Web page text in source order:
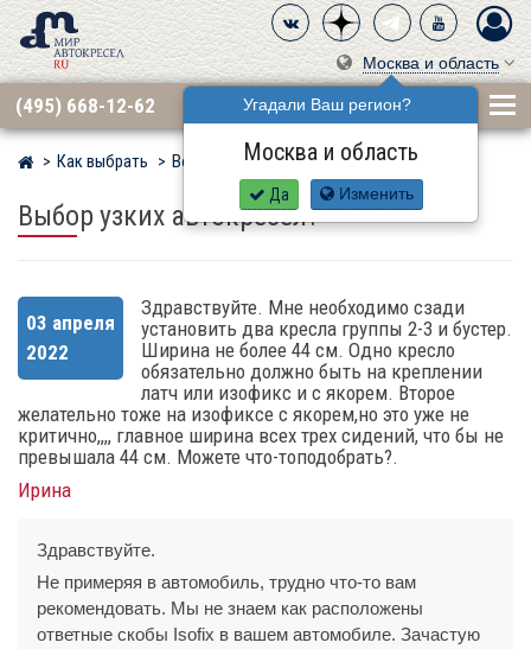
Москва и область
Угадали Ваш регион?
Москва и область
Да Изменить
(495) 668-12-62
Мир детских автокресел
Как выбрать Вопросы
Выбор узких автокресел?
03 апреля
2022
Здравствуйте. Мне необходимо сзади
установить два кресла группы 2-3 и бустер.
Ширина не более 44 см. Одно кресло
обязательно должно быть на креплении
латч или изофикс и с якорем. Второе
желательно тоже на изофиксе с якорем,но это уже не
критично,,,, главное ширина всех трех сидений, что бы не
превышала 44 см. Можете что-топодобрать?.
Ирина
Здравствуйте.
Не примеряя в автомобиль, трудно что-то вам
рекомендовать. Мы не знаем как расположены
ответные скобы Isofix в вашем автомобиле. Зачастую